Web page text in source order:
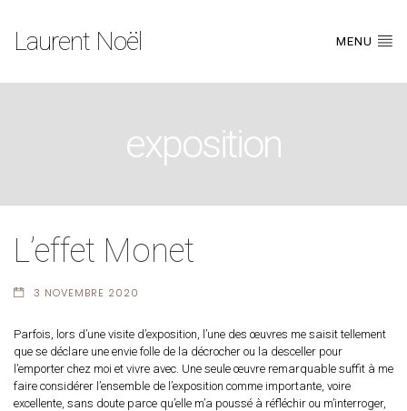
Laurent Noël MENU
exposition
L’effet Monet
3 NOVEMBRE 2020
Parfois, lors d’une visite d’exposition, l’une des œuvres me saisit tellement
que se déclare une envie folle de la décrocher ou la desceller pour
l’emporter chez moi et vivre avec. Une seule œuvre remarquable suffit à me
faire considérer l’ensemble de l’exposition comme importante, voire
excellente, sans doute parce qu’elle m’a poussé à réfléchir ou m’interroger,